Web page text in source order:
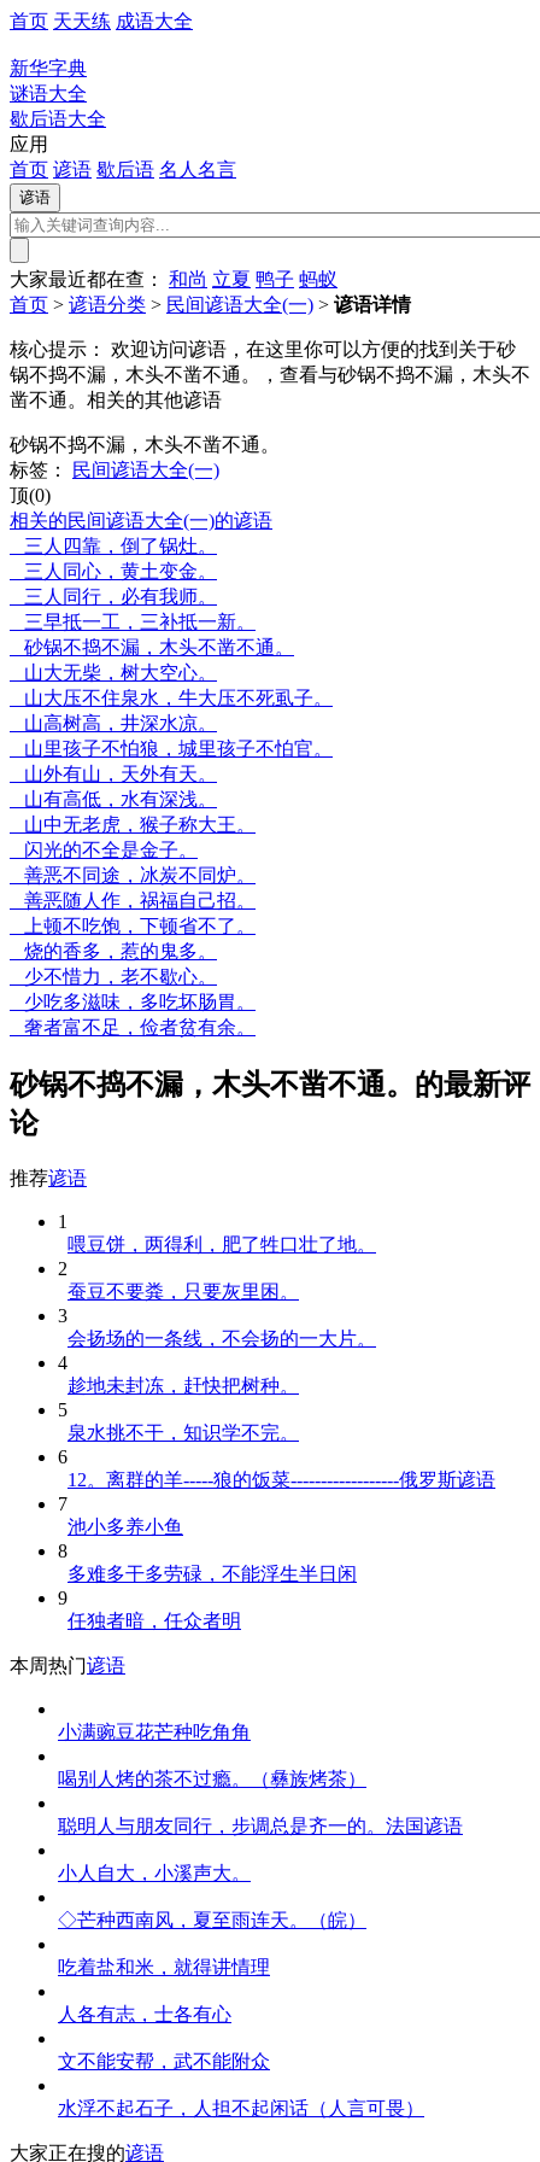
首页 天天练 成语大全
新华字典
谜语大全
歇后语大全
应用
首页 谚语 歇后语 名人名言
大家最近都在查： 和尚 立夏 鸭子 蚂蚁
首页 > 谚语分类 > 民间谚语大全(一) > 谚语详情
核心提示：
欢迎访问谚语，在这里你可以方便的找到关于砂
锅不捣不漏，木头不凿不通。，查看与砂锅不捣不漏，木头不
凿不通。相关的其他谚语
砂锅不捣不漏，木头不凿不通。
标签：
民间谚语大全(一)
顶(0)
相关的民间谚语大全(一)的谚语
三人四靠，倒了锅灶。
三人同心，黄土变金。
三人同行，必有我师。
三早抵一工，三补抵一新。
砂锅不捣不漏，木头不凿不通。
山大无柴，树大空心。
山大压不住泉水，牛大压不死虱子。
山高树高，井深水凉。
山里孩子不怕狼，城里孩子不怕官。
山外有山，天外有天。
山有高低，水有深浅。
山中无老虎，猴子称大王。
闪光的不全是金子。
善恶不同途，冰炭不同炉。
善恶随人作，祸福自己招。
上顿不吃饱，下顿省不了。
烧的香多，惹的鬼多。
少不惜力，老不歇心。
少吃多滋味，多吃坏肠胃。
奢者富不足，俭者贫有余。
砂锅不捣不漏，木头不凿不通。的最新评
论
推荐谚语
1
喂豆饼，两得利，肥了牲口壮了地。
2
蚕豆不要粪，只要灰里困。
3
会扬场的一条线，不会扬的一大片。
4
趁地未封冻，赶快把树种。
5
泉水挑不干，知识学不完。
6
12。离群的羊-----狼的饭菜------------------俄罗斯谚语
7
池小多养小鱼
8
多难多干多劳碌，不能浮生半日闲
9
任独者暗，任众者明
本周热门谚语
小满豌豆花芒种吃角角
喝别人烤的茶不过瘾。（彝族烤茶）
聪明人与朋友同行，步调总是齐一的。法国谚语
小人自大，小溪声大。
◇芒种西南风，夏至雨连天。（皖）
吃着盐和米，就得讲情理
人各有志，士各有心
文不能安帮，武不能附众
水浮不起石子，人担不起闲话（人言可畏）
大家正在搜的谚语